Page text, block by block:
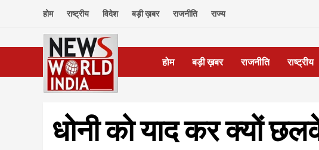
होम राष्ट्रीय विदेश बड़ी ख़बर राजनीति राज्य
होम बड़ी ख़बर राजनीति राष्ट्रीय
धोनी को याद कर क्यों